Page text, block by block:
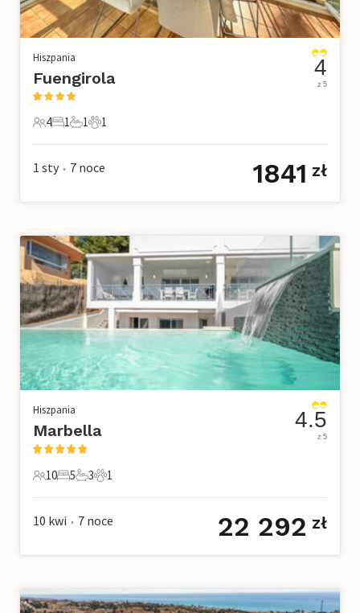
Hiszpania
Fuengirola
4 Goście
4
1 Sypialnia
1
1 Łazienka
1
1 Zwierzę domowe
1
4
z 5
1 sty • 7 noce 1841 zł
Hiszpania
Marbella
10 Goście
10
5 Sypialnie
5
3 Łazienki
3
1 Zwierzę domowe
1
4.5
z 5
10 kwi • 7 noce 22 292 zł